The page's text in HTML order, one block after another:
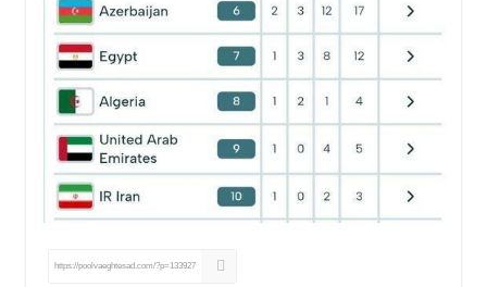
https://poolvaeghtesad.com/?p=133927